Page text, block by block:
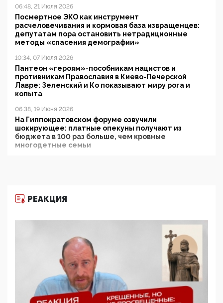
06:48, 21 Июля 2026
Посмертное ЭКО как инструмент
расчеловечивания и кормовая база извращенцев:
депутатам пора остановить нетрадиционные
методы «спасения демографии»
10:34, 07 Июля 2026
Пантеон «героям»-пособникам нацистов и
противникам Православия в Киево-Печерской
Лавре: Зеленский и Ко показывают миру рога и
копыта
06:38, 19 Июня 2026
На Гиппократовском форуме озвучили
шокирующее: платные опекуны получают из
бюджета в 100 раз больше, чем кровные
многодетные семьи
11:53, 09 Июня 2026
деятельность ИИТО ЮНЕСКО в России, но
цифроглобалисты продолжают определять
повестку в образовании
09:43, 01 Июня 2026
5G за счет здоровья граждан: Минцифры намерено
отобрать у регионов и муниципалитетов право
защищать жилые дома и социальные объекты от
РЕАКЦИЯ